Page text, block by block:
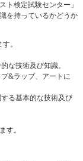
ト検定試験センター」
を持っているかどうか
。
な技術及び知識。
&ラップ、アートに
る基本的な技術及び
す。